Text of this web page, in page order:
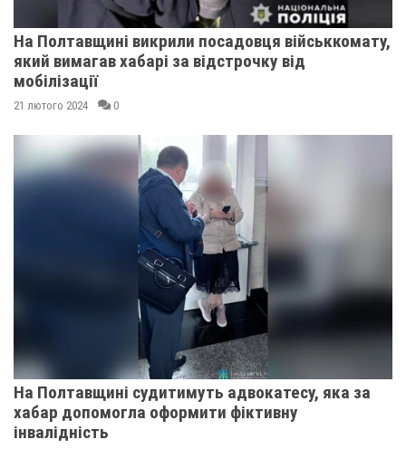
На Полтавщині викрили посадовця військкомату,
який вимагав хабарі за відстрочку від
мобілізації
21 лютого 2024 0
На Полтавщині судитимуть адвокатесу, яка за
хабар допомогла оформити фіктивну
інвалідність